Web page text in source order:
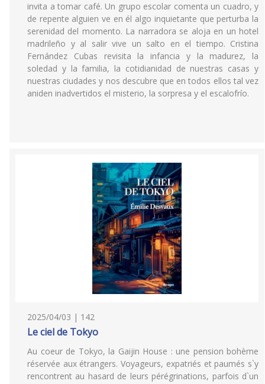
invita a tomar café. Un grupo escolar comenta un cuadro, y
de repente alguien ve en él algo inquietante que perturba la
serenidad del momento. La narradora se aloja en un hotel
madrileño y al salir vive un salto en el tiempo. Cristina
Fernández Cubas revisita la infancia y la madurez, la
soledad y la familia, la cotidianidad de nuestras casas y
nuestras ciudades y nos descubre que en todos ellos tal vez
aniden inadvertidos el misterio, la sorpresa y el escalofrío.
2025/04/03 | 142
Le ciel de Tokyo
Au coeur de Tokyo, la Gaijin House : une pension bohème
réservée aux étrangers. Voyageurs, expatriés et paumés s`y
rencontrent au hasard de leurs pérégrinations, parfois d`un